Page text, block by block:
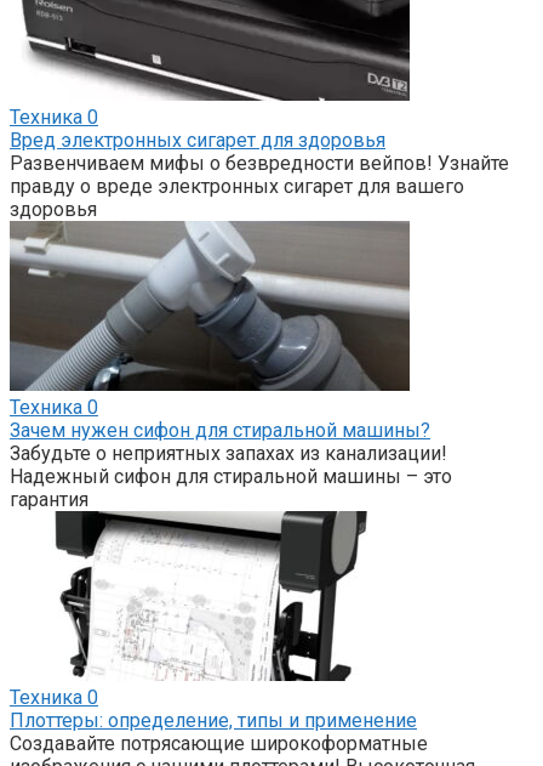
Техника 0
Вред электронных сигарет для здоровья
Развенчиваем мифы о безвредности вейпов! Узнайте
правду о вреде электронных сигарет для вашего
здоровья
Техника 0
Зачем нужен сифон для стиральной машины?
Забудьте о неприятных запахах из канализации!
Надежный сифон для стиральной машины – это
гарантия
Техника 0
Плоттеры: определение, типы и применение
Создавайте потрясающие широкоформатные